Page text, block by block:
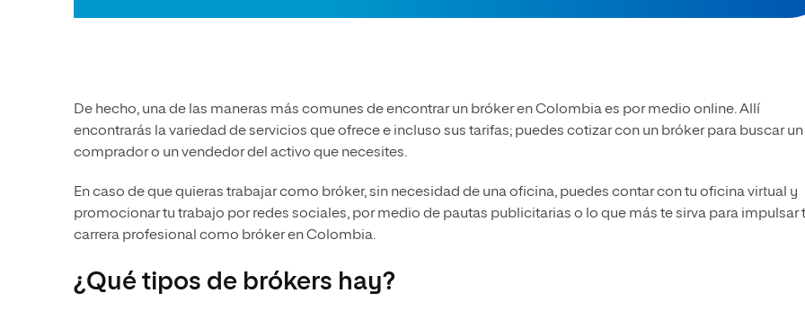
De hecho, una de las maneras más comunes de encontrar un bróker en Colombia es por medio online. Allí
encontrarás la variedad de servicios que ofrece e incluso sus tarifas; puedes cotizar con un bróker para buscar un
comprador o un vendedor del activo que necesites.
En caso de que quieras trabajar como bróker, sin necesidad de una oficina, puedes contar con tu oficina virtual y
promocionar tu trabajo por redes sociales, por medio de pautas publicitarias o lo que más te sirva para impulsar
carrera profesional como bróker en Colombia.
¿Qué tipos de brókers hay?